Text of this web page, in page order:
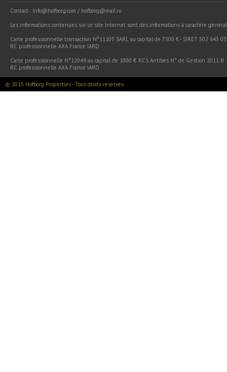
Contact : info@hofborg.com / hofborg@mail.ru
Les informations contenues sur ce site Internet sont des informations à caractère
Carte professionnelle transaction N°11105 SARL au capital de 7500 € - SIRET 502 643
RC professionnelle AXA France IARD
Carte professionnelle N°12049 au capital de 1000 €. RCS Antibes N° de Gestion 2011
RC professionnelle AXA France IARD
© 2015 Hofborg Properties - Tous droits réservés